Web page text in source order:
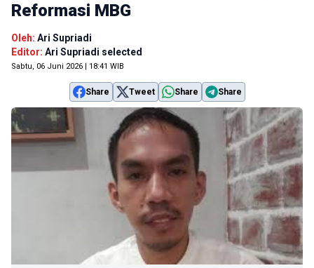
Reformasi MBG
Oleh: Ari Supriadi
Editor: Ari Supriadi selected
Sabtu, 06 Juni 2026 | 18:41 WIB
Share Tweet Share Share